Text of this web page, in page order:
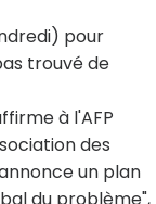
pour
trouvé de
à l'AFP
des
un plan